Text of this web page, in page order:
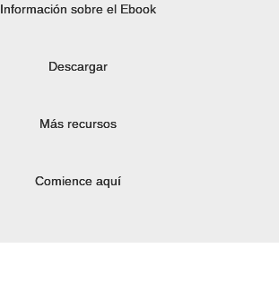
Información sobre el Ebook
Descargar
Más recursos
Comience aquí